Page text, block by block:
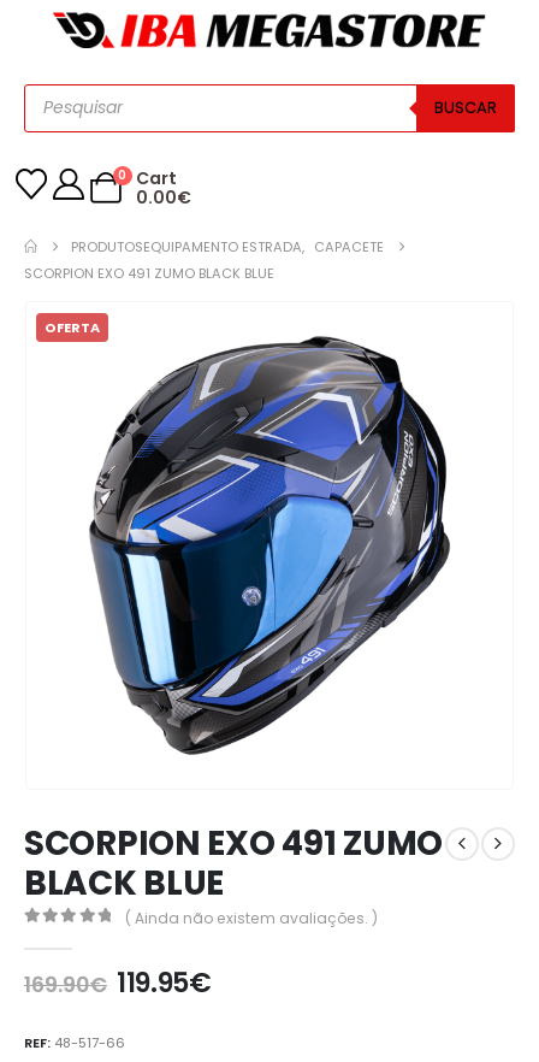
BUSCAR
0
Cart
0.00€
PRODUTOSEQUIPAMENTO ESTRADA, CAPACETE
SCORPION EXO 491 ZUMO BLACK BLUE
OFERTA
SCORPION EXO 491 ZUMO
BLACK BLUE
( Ainda não existem avaliações. )
169.90€ 119.95€
REF: 48-517-66